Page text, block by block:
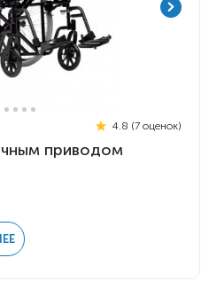
4.8 (7 оценок)
приводом